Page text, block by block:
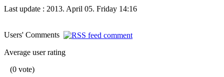
Last update : 2013. April 05. Friday 14:16
Users' Comments
Average user rating
(0 vote)